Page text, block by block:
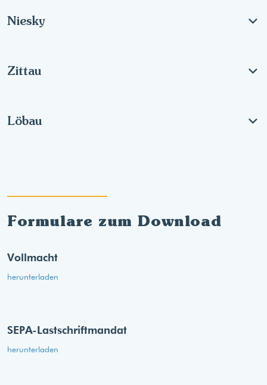
Niesky
Zittau
Löbau
Formulare zum Download
Vollmacht
herunterladen
SEPA-Lastschriftmandat
herunterladen